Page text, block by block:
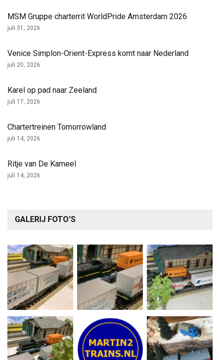
MSM Gruppe charterrit WorldPride Amsterdam 2026
juli 31, 2026
Venice Simplon-Orient-Express komt naar Nederland
juli 20, 2026
Karel op pad naar Zeeland
juli 17, 2026
Chartertreinen Tomorrowland
juli 14, 2026
Ritje van De Kameel
juli 14, 2026
GALERIJ FOTO’S